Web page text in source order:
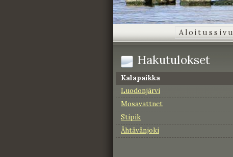
Aloitussivu
Hakutulokset
Kalapaikka
Luodonjärvi
Mosavattnet
Stipik
Ähtävänjoki